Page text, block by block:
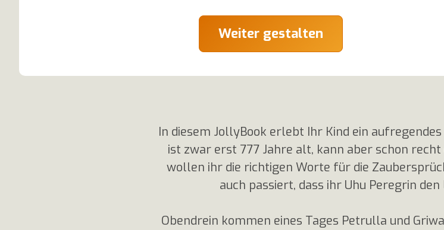
Weiter gestalten
In diesem JollyBook erlebt Ihr Kind ein
ist zwar erst 777 Jahre alt, kann aber schon
wollen ihr die richtigen Worte für die
auch passiert, dass ihr Uhu Peregrin
Obendrein kommen eines Tages Petrulla und